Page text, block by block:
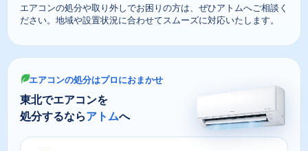
エアコンの処分や取り外しでお困りの方は、ぜひアトムへご相談く
ださい。地域や設置状況に合わせてスムーズに対応いたします。
エアコンの処分はプロにおまかせ
東北でエアコンを
処分するならアトムへ